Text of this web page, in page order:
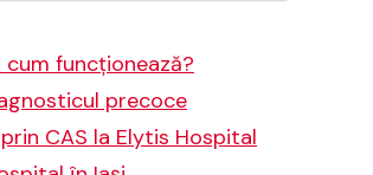
cum funcționează?
precoce
CAS la Elytis Hospital